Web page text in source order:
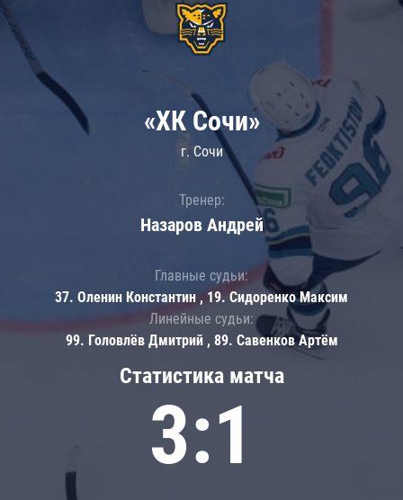
Статистика матча
3:1
«ХК Сочи»
г. Сочи
Тренер:
Назаров Андрей
Главные судьи:
37. Оленин Константин , 19. Сидоренко Максим
Линейные судьи:
99. Головлёв Дмитрий , 89. Савенков Артём